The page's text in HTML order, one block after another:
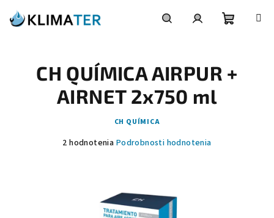
obsah
košík
CH QUÍMICA AIRPUR +
AIRNET 2x750 ml
CH QUÍMICA
Priemerné
2 hodnotenia Podrobnosti hodnotenia